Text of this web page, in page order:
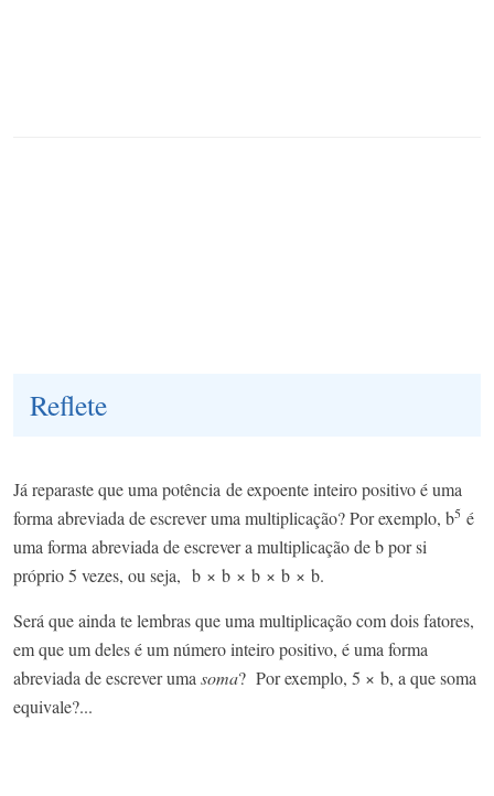
Reflete
Já reparaste que uma potência de expoente inteiro positivo é uma
forma abreviada de escrever uma multiplicação? Por exemplo, b5 é
uma forma abreviada de escrever a multiplicação de b por si
próprio 5 vezes, ou seja, b × b × b × b × b.
Será que ainda te lembras que uma multiplicação com dois fatores,
em que um deles é um número inteiro positivo, é uma forma
abreviada de escrever uma soma? Por exemplo, 5 × b, a que soma
equivale?...